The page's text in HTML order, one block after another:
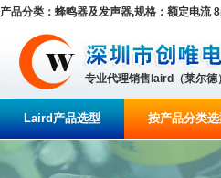
产品分类：蜂鸣器及发声器,规格：额定电流
专业代理销售laird（莱尔
Laird产品选型 按产品分类